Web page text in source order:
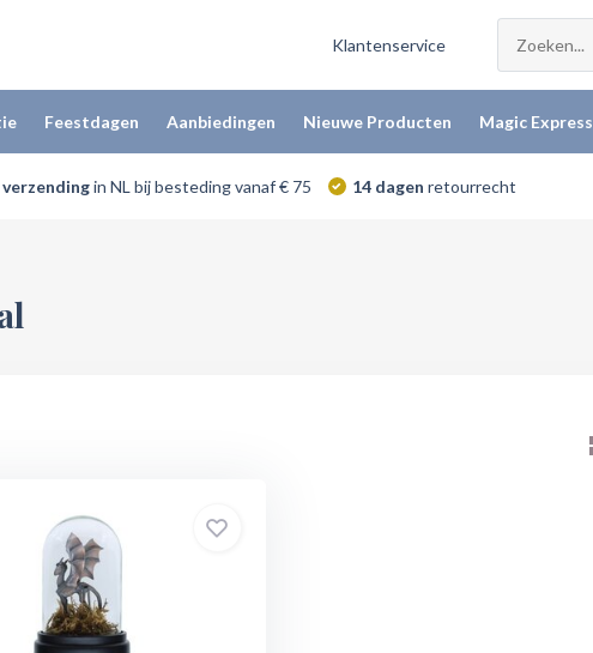
Klantenservice
Feestdagen Aanbiedingen Nieuwe Producten Magic Express
in NL bij besteding vanaf € 75 14 dagen retourrecht